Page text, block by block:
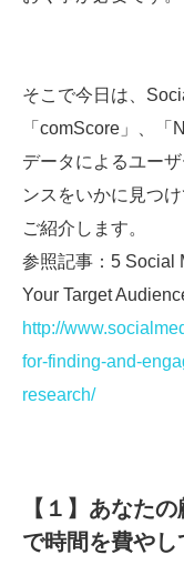
そこで今日は、
「comScore」、
データによるユー
ンスをいかに見つ
ご紹介します。
参照記事：5 Social
Your Target
http://
for-finding-and-
research/
【１】あなた
で時間を費や